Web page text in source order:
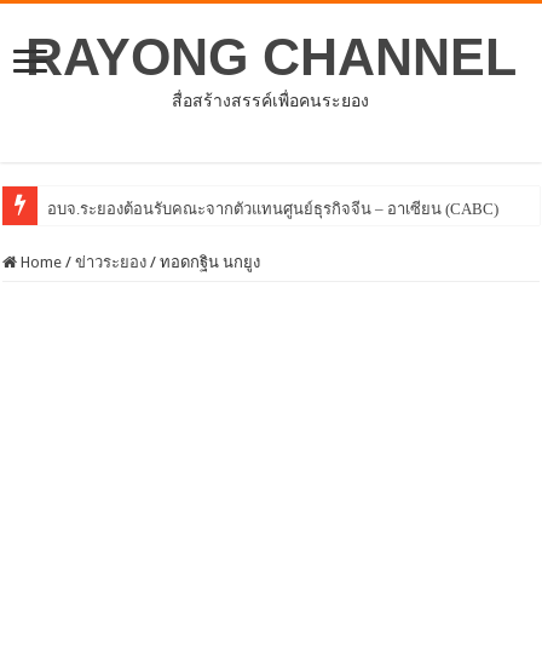
RAYONG CHANNEL
สื่อสร้างสรรค์เพื่อคนระยอง
โครงการพัฒนาศักยภาพบุคลากรด้านกา
Home / ข่าวระยอง / ทอดกฐิน นกยูง